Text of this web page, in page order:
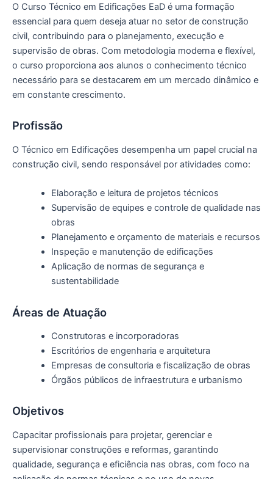
O Curso Técnico em Edificações EaD é uma formação
essencial para quem deseja atuar no setor de construção
civil, contribuindo para o planejamento, execução e
supervisão de obras. Com metodologia moderna e flexível,
o curso proporciona aos alunos o conhecimento técnico
necessário para se destacarem em um mercado dinâmico e
em constante crescimento.
Profissão
O Técnico em Edificações desempenha um papel crucial na
construção civil, sendo responsável por atividades como:
Elaboração e leitura de projetos técnicos
Supervisão de equipes e controle de qualidade nas
obras
Planejamento e orçamento de materiais e recursos
Inspeção e manutenção de edificações
Aplicação de normas de segurança e
sustentabilidade
Áreas de Atuação
Construtoras e incorporadoras
Escritórios de engenharia e arquitetura
Empresas de consultoria e fiscalização de obras
Órgãos públicos de infraestrutura e urbanismo
Objetivos
Capacitar profissionais para projetar, gerenciar e
supervisionar construções e reformas, garantindo
qualidade, segurança e eficiência nas obras, com foco na